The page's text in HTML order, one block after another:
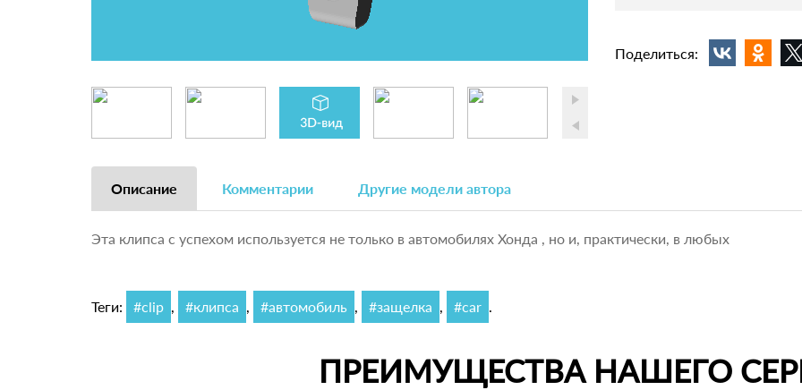
Поделиться:
Описание Комментарии Другие модели автора
Эта клипса с успехом используется не только в автомобилях Хонда , но и, практически, в любых
Теги: #clip , #клипса , #автомобиль , #защелка , #car .
ПРЕИМУЩЕСТВА НАШЕГО